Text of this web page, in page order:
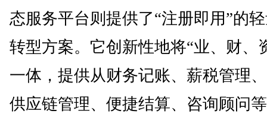
态服务平台则提供了“注册即用”的
转型方案。它创新性地将“业、财、
一体，提供从财务记账、薪税管理
供应链管理、便捷结算、咨询顾问